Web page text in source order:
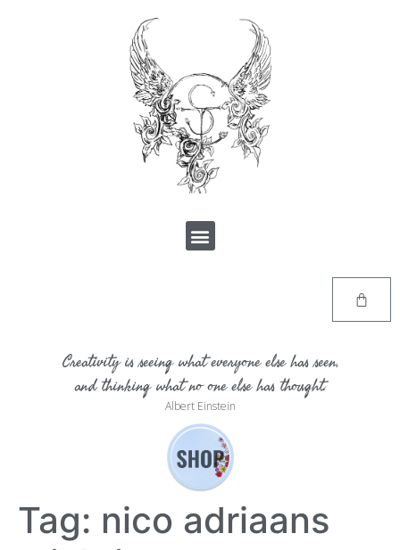
Creativity is seeing what everyone else has seen,
and thinking what no one else has thought.
Albert Einstein
Tag: nico adriaans